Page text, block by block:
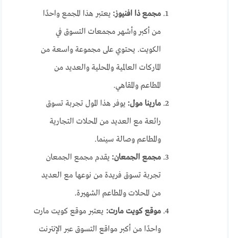
مجمع ذا افنيوز: يعتبر هذا المجمع واحدًا
من أكبر وأشهر مجمعات التسوق في
الكويت. يحتوي على مجموعة واسعة من
الماركات العالمية والمحلية والعديد من
المطاعم والمقاهي.
مارينا مول: يوفر هذا المول تجربة تسوق
رائعة مع العديد من المحلات التجارية
والمطاعم وصالة سينما.
مجمع الجمعان: يقدم مجمع الجمعان
تجربة تسوق فريدة من نوعها مع العديد
من المحلات والمطاعم الشهيرة.
موقع كويت مارت: يعتبر موقع كويت مارت
واحدًا من أكبر مواقع التسوق عبر الإنترنت